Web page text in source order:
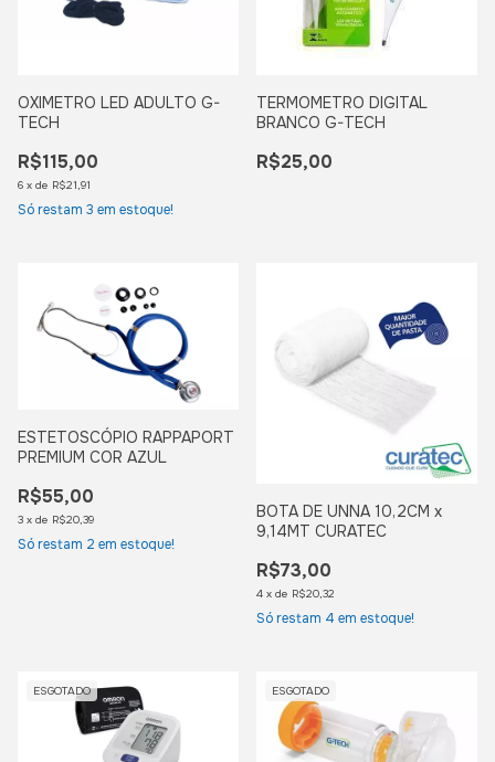
OXIMETRO LED ADULTO G-
TECH
R$115,00
6 x de R$21,91
Só restam 3 em estoque!
TERMOMETRO DIGITAL
BRANCO G-TECH
R$25,00
ESTETOSCÓPIO RAPPAPORT
PREMIUM COR AZUL
R$55,00
3 x de R$20,39
Só restam 2 em estoque!
BOTA DE UNNA 10,2CM x
9,14MT CURATEC
R$73,00
4 x de R$20,32
Só restam 4 em estoque!
ESGOTADO ESGOTADO